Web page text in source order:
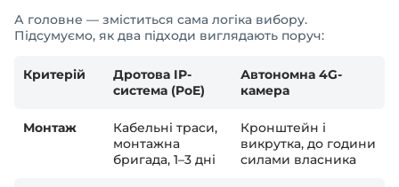
А головне — зміститься сама логіка вибору.
Підсумуємо, як два підходи виглядають поруч:
Критерій
Дротова IP-
система (PoE)
Автономна 4G-
камера
Монтаж
Кабельні траси,
монтажна
бригада, 1–3 дні
Кронштейн і
викрутка, до години
силами власника